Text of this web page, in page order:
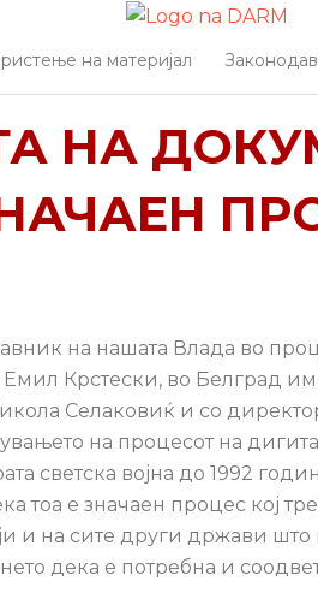
на материјал
НА
на нашата Влада во
Крстески, во Белград
Селаковиќ и со
на процесот на
светска војна до 1992
тоа е значаен процес кој
и на сите други држави што
дека е потребна и